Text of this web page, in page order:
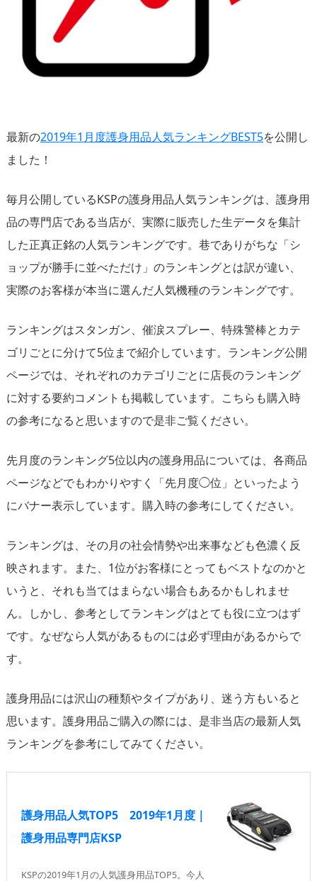
最新の2019年1月度護身用品人気ランキングBEST5を公開し
ました！
毎月公開しているKSPの護身用品人気ランキングは、護身用
品の専門店である当店が、実際に販売した生データを集計
した正真正銘の人気ランキングです。巷でありがちな「シ
ョップが勝手に並べただけ」のランキングとは訳が違い、
実際のお客様が本当に選んだ人気機種のランキングです。
ランキングはスタンガン、催涙スプレー、特殊警棒とカテ
ゴリごとに分けて5位まで紹介しています。ランキング公開
ページでは、それぞれのカテゴリごとに店長のランキング
に対する要約コメントも掲載しています。こちらも購入時
の参考になると思いますので是非ご覧ください。
先月度のランキング5位以内の護身用品については、各商品
ページなどでもわかりやすく「先月度◯位」といったよう
にバナー表示しています。購入時の参考にしてください。
ランキングは、その月の社会情勢や出来事なども色濃く反
映されます。また、1位がお客様にとってもベストなのかと
いうと、それも当てはまらない場合もあるかもしれませ
ん。しかし、参考としてランキングはとても役に立つはず
です。なぜなら人気があるものには必ず理由があるからで
す。
護身用品には沢山の種類やタイプがあり、迷う方もいると
思います。護身用品ご購入の際には、是非当店の最新人気
ランキングを参考にしてみてください。
護身用品人気TOP5 2019年1月度｜
護身用品専門店KSP
KSPの2019年1月の人気護身用品TOP5。今人